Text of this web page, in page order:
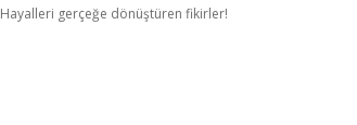
Hayalleri gerçeğe dönüştüren fikirler!